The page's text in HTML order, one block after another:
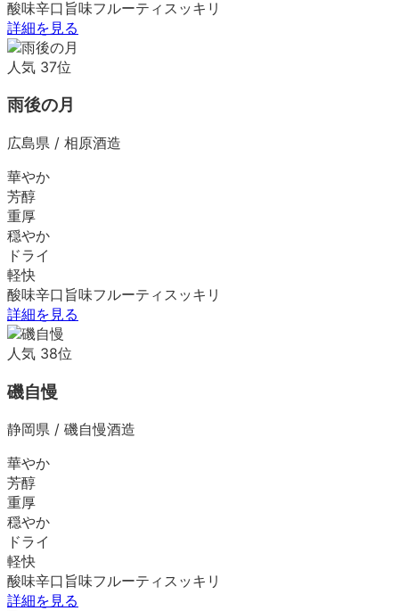
酸味辛口 旨味フルーティ スッキリ
詳細を見る
人気 37位
雨後の月
広島県 / 相原酒造
華やか
芳醇
重厚
穏やか
ドライ
軽快
酸味辛口 旨味フルーティ スッキリ
詳細を見る
人気 38位
磯自慢
静岡県 / 磯自慢酒造
華やか
芳醇
重厚
穏やか
ドライ
軽快
酸味辛口 旨味フルーティ スッキリ
詳細を見る